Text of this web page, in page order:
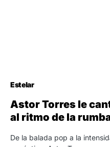
Estelar
Astor Torres le
al ritmo de la
De la balada pop a la